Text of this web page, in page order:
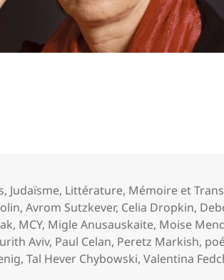
, Judaïsme, Littérature, Mémoire et
,Avrom Sutzkever, Celia Dropkin,
, MCY, Migle Anusauskaite, Moise
Aviv, Paul Celan, Peretz Markish,
,Tal Hever Chybowski,Valentina